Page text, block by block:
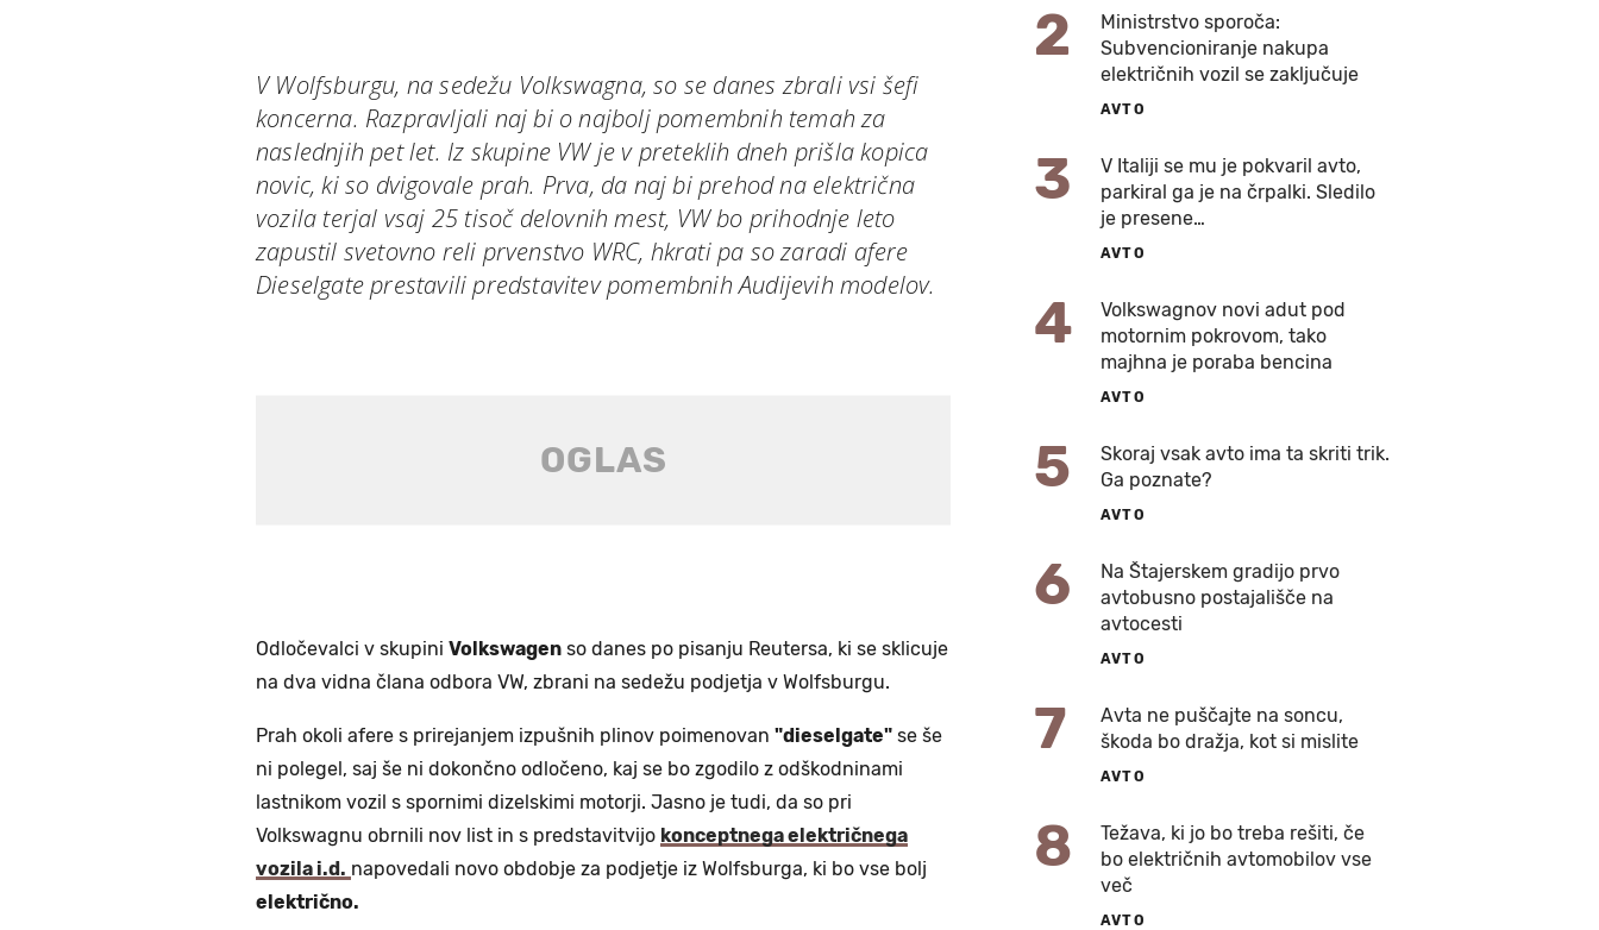
V Wolfsburgu, na sedežu Volkswagna, so se danes zbrali vsi šefi
koncerna. Razpravljali naj bi o najbolj pomembnih temah za
naslednjih pet let. Iz skupine VW je v preteklih dneh prišla kopica
novic, ki so dvigovale prah. Prva, da naj bi prehod na električna
vozila terjal vsaj 25 tisoč delovnih mest, VW bo prihodnje leto
zapustil svetovno reli prvenstvo WRC, hkrati pa so zaradi afere
Dieselgate prestavili predstavitev pomembnih Audijevih modelov.
Odločevalci v skupini Volkswagen so danes po pisanju Reutersa, ki se sklicuje
na dva vidna člana odbora VW, zbrani na sedežu podjetja v Wolfsburgu.
Prah okoli afere s prirejanjem izpušnih plinov poimenovan "dieselgate" se še
ni polegel, saj še ni dokončno odločeno, kaj se bo zgodilo z odškodninami
lastnikom vozil s spornimi dizelskimi motorji. Jasno je tudi, da so pri
Volkswagnu obrnili nov list in s predstavitvijo konceptnega električnega
vozila i.d. napovedali novo obdobje za podjetje iz Wolfsburga, ki bo vse bolj
električno.
2
Ministrstvo sporoča:
Subvencioniranje nakupa
električnih vozil se zaključuje
AVTO
3
V Italiji se mu je pokvaril avto,
parkiral ga je na črpalki. Sledilo
je presene…
AVTO
4
Volkswagnov novi adut pod
motornim pokrovom, tako
majhna je poraba bencina
AVTO
5
Skoraj vsak avto ima ta skriti trik.
Ga poznate?
AVTO
6
Na Štajerskem gradijo prvo
avtobusno postajališče na
avtocesti
AVTO
7
Avta ne puščajte na soncu,
škoda bo dražja, kot si mislite
AVTO
8
Težava, ki jo bo treba rešiti, če
bo električnih avtomobilov vse
več
AVTO